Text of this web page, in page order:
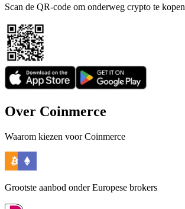
Scan de QR-code om onderweg crypto te kopen
Over Coinmerce
Waarom kiezen voor Coinmerce
Grootste aanbod onder Europese brokers